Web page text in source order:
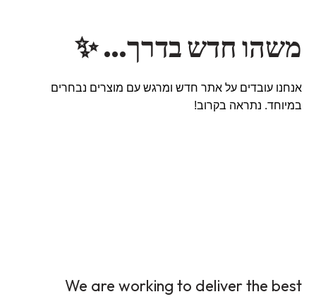
משהו חדש בדרך… ✨
אנחנו עובדים על אתר חדש ומרגש עם מוצרים נבחרים
במיוחד. נתראה בקרוב!
We are working to deliver the best